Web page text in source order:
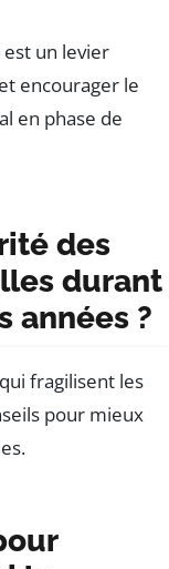
un levier
encourager le
en phase de
des
durant
années ?
fragilisent les
pour mieux